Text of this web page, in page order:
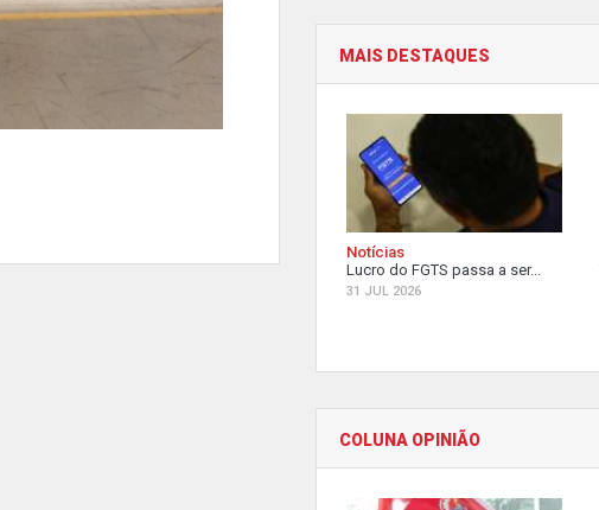
MAIS DESTAQUES
Notícias
Lucro do FGTS passa a ser...
31 JUL 2026
COLUNA OPINIÃO